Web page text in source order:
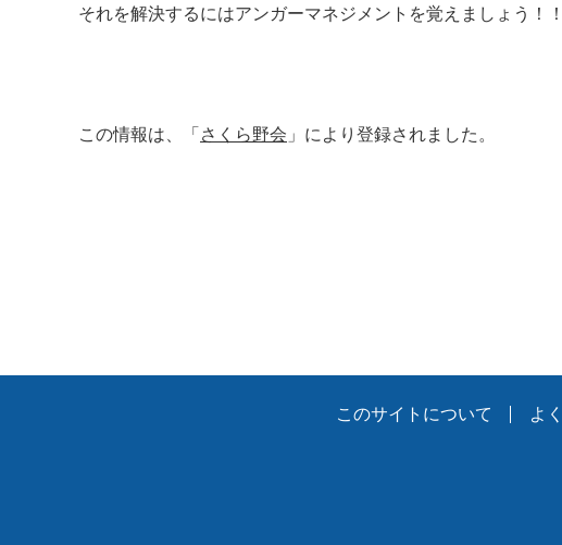
それを解決するにはアンガーマネジメントを覚えましょう！！
この情報は、「 さくら野会 」により登録されました。
このサイトについて よ